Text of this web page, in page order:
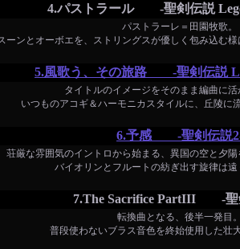
4.パストラール -聖剣伝説
パストラーレ＝田園牧歌。
ーンとオーボエを、ストリングスが優しく包み込む
5.風歌う、その旅路 -聖剣伝説
タイトルのイメージをそのまま編曲に活
いつものアコギ＆ハーモニカスタイルに、丘陵に
6.予感 -聖剣伝説
荘厳な雰囲気のイントロから始まる、異国の空と夕陽
バイオリンとフルートの紡ぎ出す旋律は遠
7.The Sacrifice PartIII -聖
転換曲となる、後半一発目。
普段使わないブラス音色を終始使用した壮